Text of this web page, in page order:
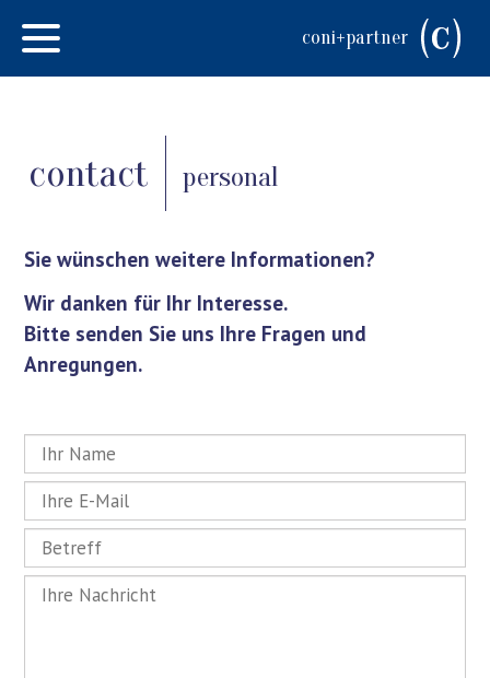
coni+partner
contact personal
Sie wünschen weitere Informationen?
Wir danken für Ihr Interesse.
Bitte senden Sie uns Ihre Fragen und
Anregungen.